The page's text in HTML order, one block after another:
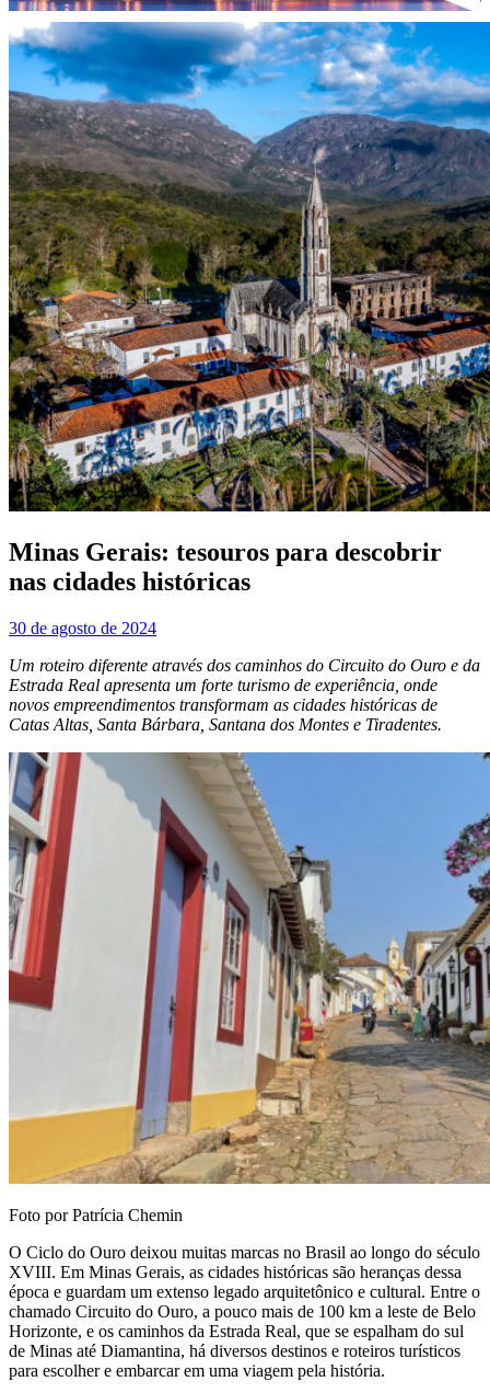
Minas Gerais: tesouros para descobrir
nas cidades históricas
30 de agosto de 2024
Um roteiro diferente através dos caminhos do Circuito do Ouro e da
Estrada Real apresenta um forte turismo de experiência, onde
novos empreendimentos transformam as cidades históricas de
Catas Altas, Santa Bárbara, Santana dos Montes e Tiradentes.
Foto por Patrícia Chemin
O Ciclo do Ouro deixou muitas marcas no Brasil ao longo do século
XVIII. Em Minas Gerais, as cidades históricas são heranças dessa
época e guardam um extenso legado arquitetônico e cultural. Entre o
chamado Circuito do Ouro, a pouco mais de 100 km a leste de Belo
Horizonte, e os caminhos da Estrada Real, que se espalham do sul
de Minas até Diamantina, há diversos destinos e roteiros turísticos
para escolher e embarcar em uma viagem pela história.